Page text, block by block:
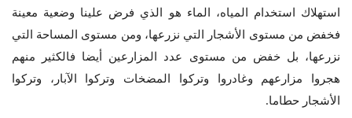
استهلاك استخدام المياه، الماء هو الذي فرض علينا وضعية معينة
فخفض من مستوى الأشجار التي نزرعها، ومن مستوى المساحة التي
نزرعها، بل خفض من مستوى عدد المزارعين أيضا فالكثير منهم
هجروا مزارعهم وغادروا وتركوا المضخات وتركوا الآبار، وتركوا
الأشجار حطاما.